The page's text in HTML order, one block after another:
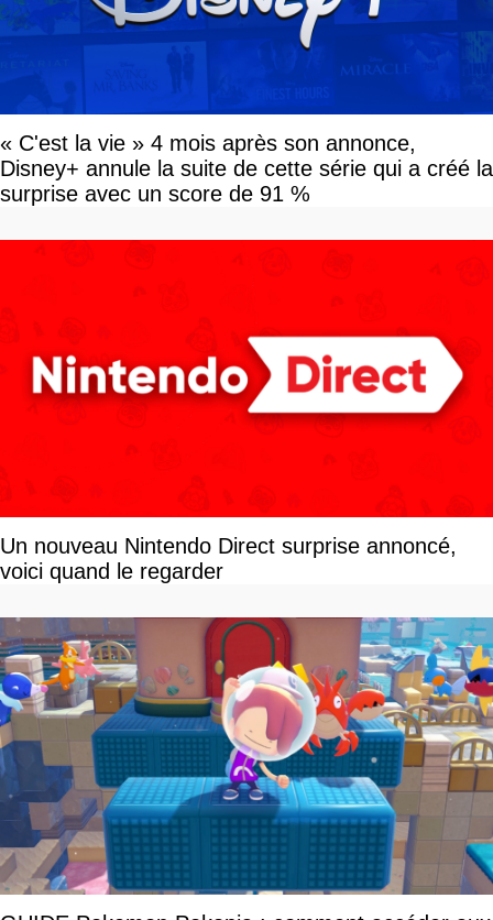
« C'est la vie » 4 mois après son annonce,
Disney+ annule la suite de cette série qui a créé la
surprise avec un score de 91 %
Un nouveau Nintendo Direct surprise annoncé,
voici quand le regarder